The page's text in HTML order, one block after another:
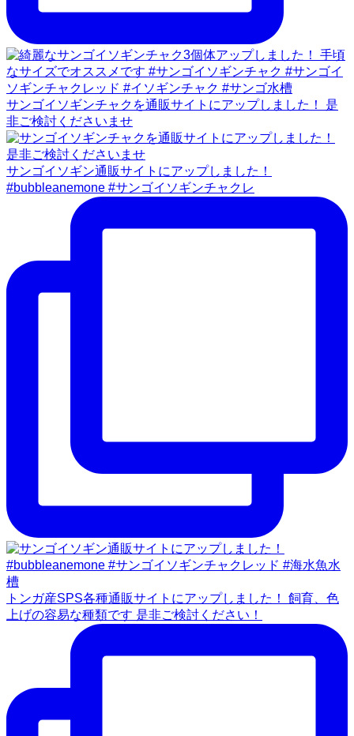
サンゴイソギンチャクを通販サイトにアップしました！ 是
非ご検討くださいませ
サンゴイソギン通販サイトにアップしました！
#bubbleanemone #サンゴイソギンチャクレ
トンガ産SPS各種通販サイトにアップしました！ 飼育、色
上げの容易な種類です 是非ご検討ください！